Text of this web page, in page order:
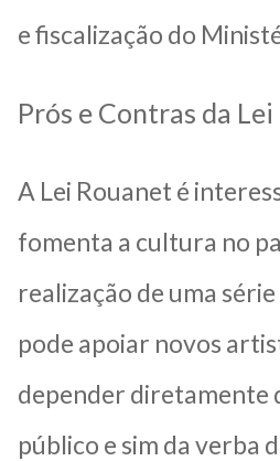
e fiscalização do
Prós e Contras da
A Lei Rouanet é
fomenta a cultura no
realização de uma
pode apoiar novos
depender diretamente
público e sim da verba